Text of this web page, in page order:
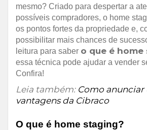
mesmo? Criado para despertar a
possíveis compradores, o home
os pontos fortes da propriedade e,
possibilitar mais chances de
leitura para saber o que é
essa técnica pode ajudar a vender
Confira!
Leia também: Como
vantagens da Cibraco
O que é home staging?